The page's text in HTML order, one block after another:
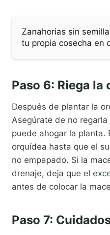
Zanahorias sin
tu propia cosecha en
Paso 6: Riega la
Después de plantar la
Asegúrate de no
puede ahogar la planta.
orquídea hasta que el
no empapado. Si la
drenaje, deja que el
antes de colocar la
Paso 7: